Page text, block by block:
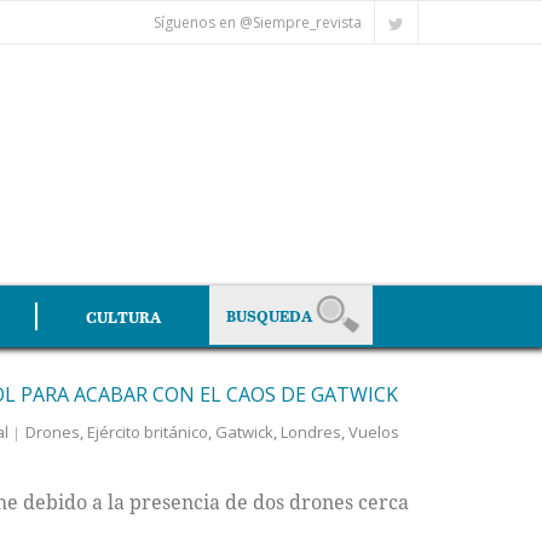
Síguenos en @Siempre_revista
CULTURA
PARA ACABAR CON EL CAOS DE GATWICK
Drones, Ejército británico, Gatwick, Londres,Vuelos
debido a la presencia de dos drones cerca